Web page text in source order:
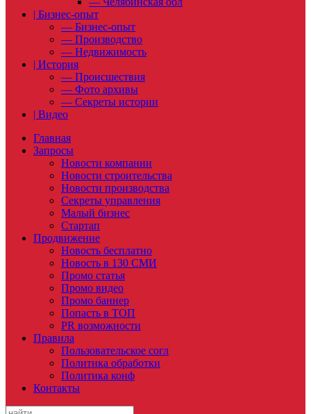
| Бизнес-опыт
— Бизнес-опыт
— Производство
— Недвижимость
| История
— Происшествия
— Фото архивы
— Секреты истории
| Видео
Главная
Запросы
Новости компании
Новости строительства
Новости производства
Секреты управления
Малый бизнес
Стартап
Продвижение
Новость бесплатно
Новость в 130 СМИ
Промо статья
Промо видео
Промо баннер
Попасть в ТОП
PR возможности
Правила
Пользовательское согл
Политика обработки
Политика конф
Контакты